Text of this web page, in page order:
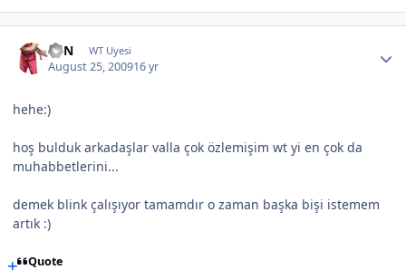
KEN WT Uyesi
August 25, 200916 yr
hehe:)
hoş bulduk arkadaşlar valla çok özlemişim wt yi en çok da
muhabbetlerini...
demek blink çalışıyor tamamdır o zaman başka bişi istemem
artık :)
Quote